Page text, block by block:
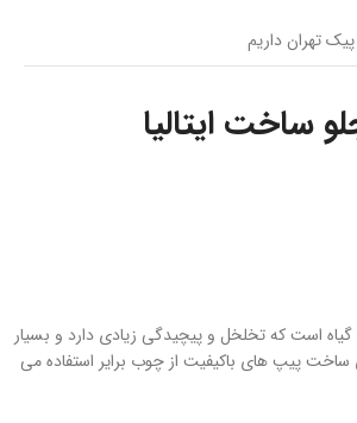
تهران داریم
ساخت ایتالیا
گیاه است که تخلخل و پیچیدگی زیادی دارد و بسیار
ساخت پیپ های باکیفیت از چوب برایر استفاده می